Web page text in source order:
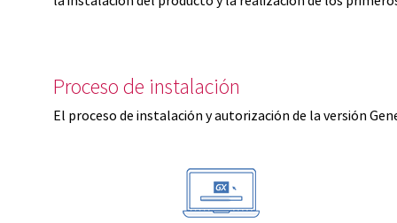
Proceso de instalación
El proceso de instalación y autorización de la versión